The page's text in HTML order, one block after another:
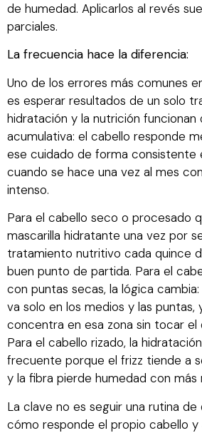
de humedad. Aplicarlos al revés
parciales.
La frecuencia hace la diferencia:
Uno de los errores más comunes
es esperar resultados de un solo
hidratación y la nutrición funcionan
acumulativa: el cabello responde
ese cuidado de forma consistente
cuando se hace una vez al mes
intenso.
Para el cabello seco o procesado
mascarilla hidratante una vez por
tratamiento nutritivo cada quince
buen punto de partida. Para el
con puntas secas, la lógica
va solo en los medios y las puntas,
concentra en esa zona sin tocar el
Para el cabello rizado, la
frecuente porque el frizz tiende a
y la fibra pierde humedad con más
La clave no es seguir una rutina
cómo responde el propio cabello y